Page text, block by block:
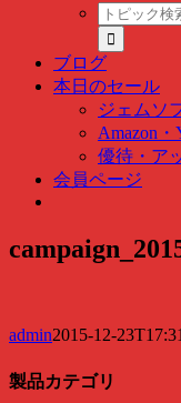
ト
ピ
ッ
ク
検
索
…
ブログ
本日のセール
ジェムソ
Amazon
優待・ア
会員ページ
admin2015-12-
製品カテゴリ